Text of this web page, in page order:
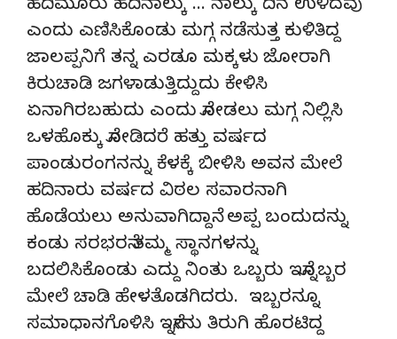
ಹದಿಮೂರು ಹದಿನಾಲ್ಕು … ನಾಲ್ಕು ದಿನ ಉಳಿದವು
ಎಂದು ಎಣಿಸಿಕೊಂಡು ಮಗ್ಗ ನಡೆಸುತ್ತ ಕುಳಿತಿದ್ದ
ಜಾಲಪ್ಪನಿಗೆ ತನ್ನ ಎರಡೂ ಮಕ್ಕಳು ಜೋರಾಗಿ
ಕಿರುಚಾಡಿ ಜಗಳಾಡುತ್ತಿದ್ದುದು ಕೇಳಿಸಿ
ಏನಾಗಿರಬಹುದು ಎಂದು ನೋಡಲು ಮಗ್ಗ ನಿಲ್ಲಿಸಿ
ಒಳಹೊಕ್ಕು ನೋಡಿದರೆ ಹತ್ತು ವರ್ಷದ
ಪಾಂಡುರಂಗನನ್ನು ಕೆಳಕ್ಕೆ ಬೀಳಿಸಿ ಅವನ ಮೇಲೆ
ಹದಿನಾರು ವರ್ಷದ ವಿಠಲ ಸವಾರನಾಗಿ
ಹೊಡೆಯಲು ಅನುವಾಗಿದ್ದಾನೆ. ಅಪ್ಪ ಬಂದುದನ್ನು
ಕಂಡು ಸರಭರನೆ ತಮ್ಮ ಸ್ಥಾನಗಳನ್ನು
ಬದಲಿಸಿಕೊಂಡು ಎದ್ದು ನಿಂತು ಒಬ್ಬರು ಇನ್ನೊಬ್ಬರ
ಮೇಲೆ ಚಾಡಿ ಹೇಳತೊಡಗಿದರು. ಇಬ್ಬರನ್ನೂ
ಸಮಾಧಾನಗೊಳಿಸಿ ಇನ್ನೇನು ತಿರುಗಿ ಹೊರಟಿದ್ದ